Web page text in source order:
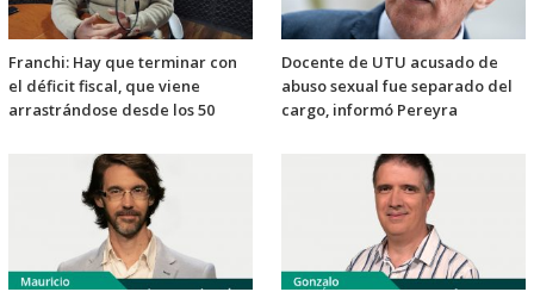
Franchi: Hay que terminar con
el déficit fiscal, que viene
arrastrándose desde los 50
Docente de UTU acusado de
abuso sexual fue separado del
cargo, informó Pereyra